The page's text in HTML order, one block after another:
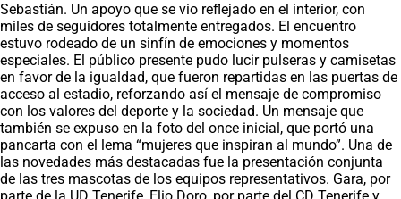
Sebastián. Un apoyo que se vio reflejado en el interior, con
miles de seguidores totalmente entregados. El encuentro
estuvo rodeado de un sinfín de emociones y momentos
especiales. El público presente pudo lucir pulseras y camisetas
en favor de la igualdad, que fueron repartidas en las puertas de
acceso al estadio, reforzando así el mensaje de compromiso
con los valores del deporte y la sociedad. Un mensaje que
también se expuso en la foto del once inicial, que portó una
pancarta con el lema “mujeres que inspiran al mundo”. Una de
las novedades más destacadas fue la presentación conjunta
de las tres mascotas de los equipos representativos. Gara, por